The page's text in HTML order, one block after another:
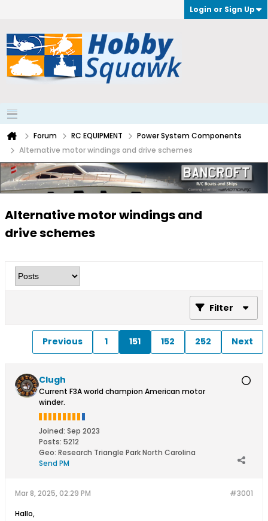
Login or Sign Up
Forum RC EQUIPMENT
Power System Components
Alternative motor windings and drive schemes
Alternative motor windings and
drive schemes
Filter
Previous 1 151 152 252 Next
Clugh
Current F3A world champion American motor
winder.
Joined: Sep 2023
Posts: 5212
Geo: Research Triangle Park North Carolina
Send PM
#3001
Mar 8, 2025, 02:29 PM
Hallo,